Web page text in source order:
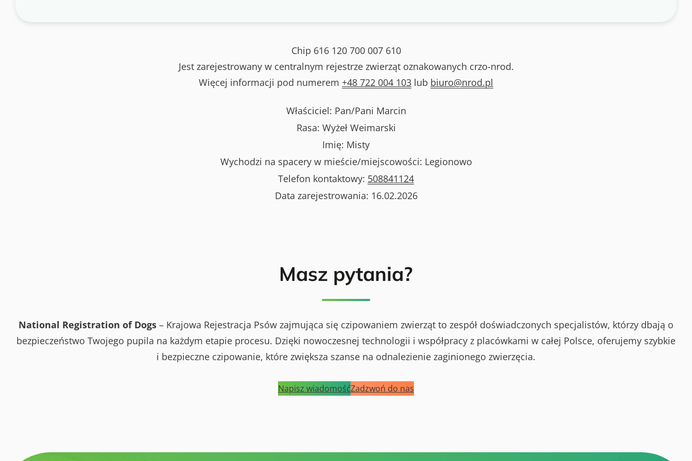
Chip 616 120 700 007 610
Jest zarejestrowany w centralnym rejestrze zwierząt oznakowanych crzo-nrod.
Więcej informacji pod numerem +48 722 004 103 lub biuro@nrod.pl
Właściciel: Pan/Pani Marcin
Rasa: Wyżeł Weimarski
Imię: Misty
Wychodzi na spacery w mieście/miejscowości: Legionowo
Telefon kontaktowy: 508841124
Data zarejestrowania: 16.02.2026
Masz pytania?
National Registration of Dogs – Krajowa Rejestracja Psów zajmująca się czipowaniem zwierząt to zespół doświadczonych specjalistów, którzy dbają o
bezpieczeństwo Twojego pupila na każdym etapie procesu. Dzięki nowoczesnej technologii i współpracy z placówkami w całej Polsce, oferujemy szybkie
i bezpieczne czipowanie, które zwiększa szanse na odnalezienie zaginionego zwierzęcia.
Napisz wiadomośćZadzwoń do nas